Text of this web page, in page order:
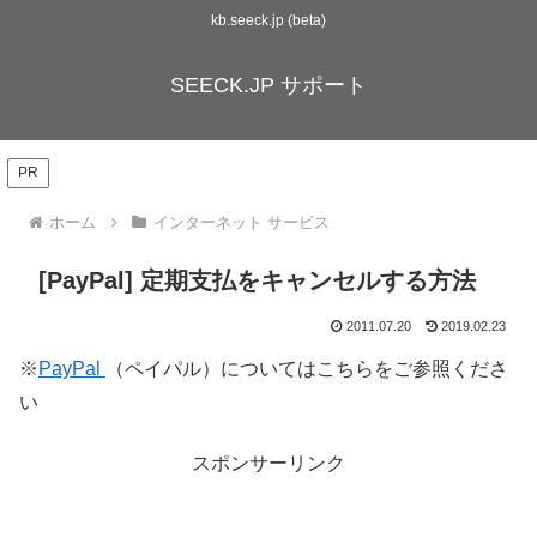
kb.seeck.jp (beta)
SEECK.JP サポート
PR
ホーム インターネット サービス
[PayPal] 定期支払をキャンセルする方法
2011.07.20 2019.02.23
※ PayPal
（ペイパル）についてはこちらをご参照くださ
い
スポンサーリンク